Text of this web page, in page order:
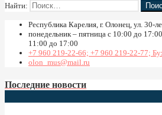
Найти:
Республика Карелия, г. Олонец, ул. 30-
понедельник – пятница с 10:00 до
11:00 до 17:00
+7 960 219-22-66; +7 960 219-22-77;
olon_mus@mail.ru
Последние новости